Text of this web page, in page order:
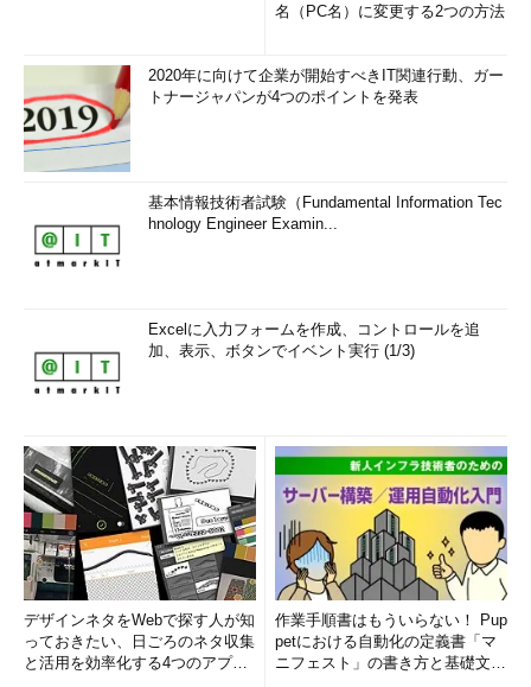
名（PC名）に変更する2つの方法
2020年に向けて企業が開始すべきIT関連行動、ガー
トナージャパンが4つのポイントを発表
基本情報技術者試験（Fundamental Information Tec
hnology Engineer Examin...
Excelに入力フォームを作成、コントロールを追
加、表示、ボタンでイベント実行 (1/3)
デザインネタをWebで探す人が知
っておきたい、日ごろのネタ収集
と活用を効率化する4つのアプリ
作業手順書はもういらない！ Pup
petにおける自動化の定義書「マ
ニフェスト」の書き方と基礎文法